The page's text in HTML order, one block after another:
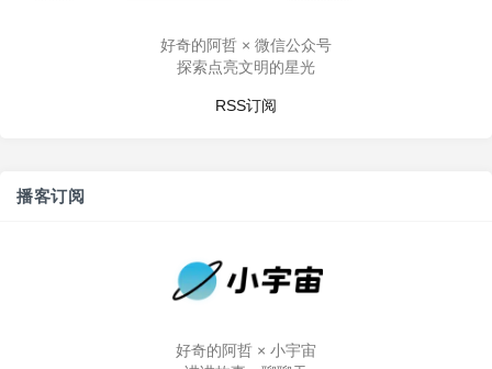
好奇的阿哲 × 微信公众号
探索点亮文明的星光
RSS订阅
播客订阅
好奇的阿哲 × 小宇宙